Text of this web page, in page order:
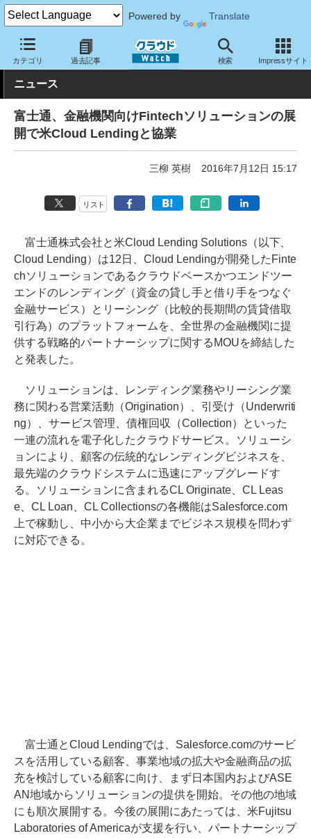
Powered by Translate
カテゴリ 過去記事 検索 Impressサイト
クラウド Watch トピック 協業・提携 その他
ニュース
富士通、金融機関向けFintechソリューションの展
開で米Cloud Lendingと協業
三柳 英樹 2016年7月12日 15:17
リスト
富士通株式会社と米Cloud Lending Solutions（以下、
Cloud Lending）は12日、Cloud Lendingが開発したFinte
chソリューションであるクラウドベースかつエンドツー
エンドのレンディング（資金の貸し手と借り手をつなぐ
金融サービス）とリーシング（比較的長期間の賃貸借取
引行為）のプラットフォームを、全世界の金融機関に提
供する戦略的パートナーシップに関するMOUを締結した
と発表した。
ソリューションは、レンディング業務やリーシング業
務に関わる営業活動（Origination）、引受け（Underwriti
ng）、サービス管理、債権回収（Collection）といった
一連の流れを電子化したクラウドサービス。ソリューシ
ョンにより、顧客の伝統的なレンディングビジネスを、
最先端のクラウドシステムに迅速にアップグレードす
る。ソリューションに含まれるCL Originate、CL Leas
e、CL Loan、CL Collectionsの各機能はSalesforce.com
上で稼動し、中小から大企業までビジネス規模を問わず
に対応できる。
富士通とCloud Lendingでは、Salesforce.comのサービ
スを活用している顧客、事業地域の拡大や金融商品の拡
充を検討している顧客に向け、まず日本国内およびASE
AN地域からソリューションの提供を開始。その他の地域
にも順次展開する。今後の展開にあたっては、米Fujitsu
Laboratories of Americaが支援を行い、パートナーシップ